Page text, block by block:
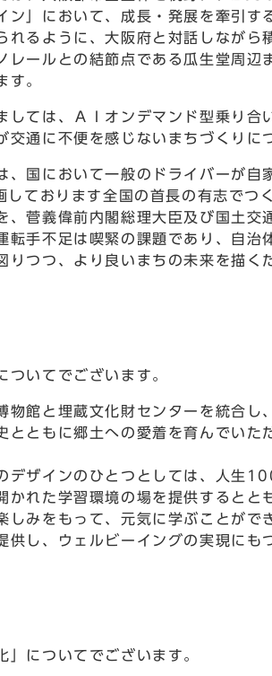
ン」において、成長・発展を牽引
れるように、大阪府と対話しなが
レールとの結節点である瓜生堂周
す。
ては、ＡＩオンデマンド型乗り合
通に不便を感じないまちづくりに
国において一般のドライバーが自
ております全国の首長の有志でつ
、菅義偉前内閣総理大臣及び国土
転手不足は喫緊の課題であり、自
つつ、より良いまちの未来を描く
いてでございます。
館と埋蔵文化財センターを統合し
とともに郷土への愛着を育んでい
ザインのひとつとしては、人生
かれた学習環境の場を提供すると
しみをもって、元気に学ぶことが
供し、ウェルビーイングの実現にも
についてでございます。